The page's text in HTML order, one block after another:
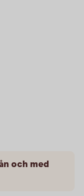
och med